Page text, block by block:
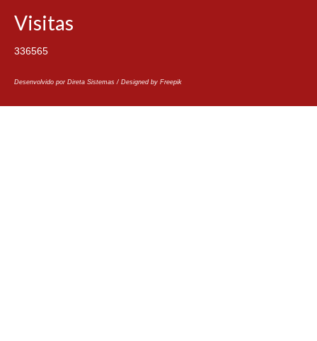
Visitas
336565
Desenvolvido por Direta Sistemas / Designed by Freepik